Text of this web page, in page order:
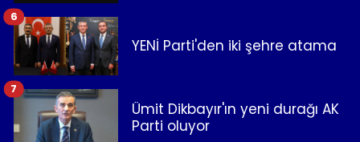
YENİ Parti'den iki şehre atama
6
Ümit Dikbayır'ın yeni durağı AK
Parti oluyor
7